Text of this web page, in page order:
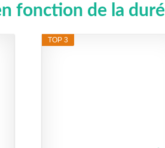
fonction de la
TOP 3